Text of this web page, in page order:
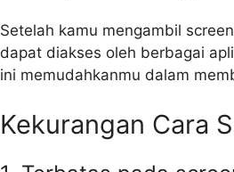
Setelah kamu mengambil
dapat diakses oleh berbagai
ini memudahkanmu dalam
Kekurangan Cara